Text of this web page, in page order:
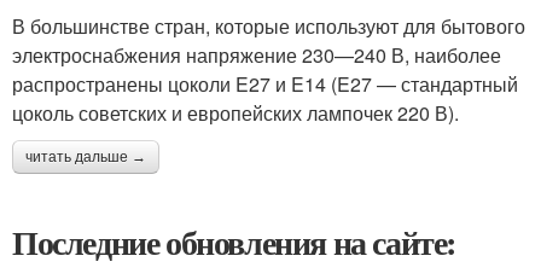
В большинстве стран, которые используют для бытового
электроснабжения напряжение 230—240 В, наиболее
распространены цоколи E27 и E14 (E27 — стандартный
цоколь советских и европейских лампочек 220 В).
читать дальше →
Последние обновления на сайте: